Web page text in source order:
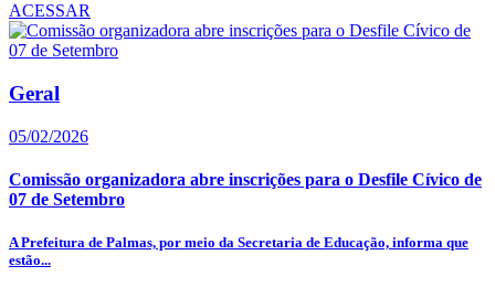
ACESSAR
Geral
05/02/2026
Comissão organizadora abre inscrições para o Desfile Cívico de
07 de Setembro
A Prefeitura de Palmas, por meio da Secretaria de Educação, informa que
estão...